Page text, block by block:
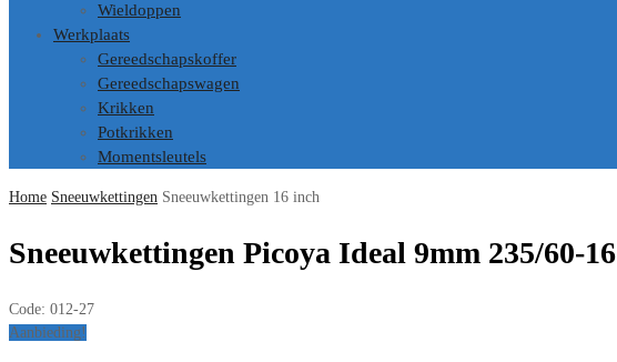
Wieldoppen
Werkplaats
Gereedschapskoffer
Gereedschapswagen
Krikken
Potkrikken
Momentsleutels
Home Sneeuwkettingen Sneeuwkettingen 16 inch
Sneeuwkettingen Picoya Ideal 9mm 235/60-16
Code: 012-27
Aanbieding!